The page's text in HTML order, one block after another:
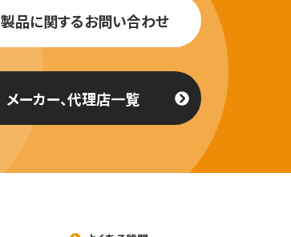
製品に関するお問い合わせ
メーカー、代理店一覧